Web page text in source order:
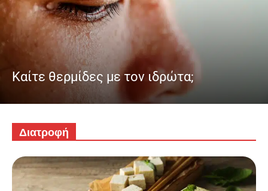
Καίτε θερμίδες με τον ιδρώτα;
Διατροφή